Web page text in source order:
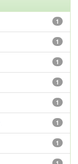
1
1
1
1
1
1
1